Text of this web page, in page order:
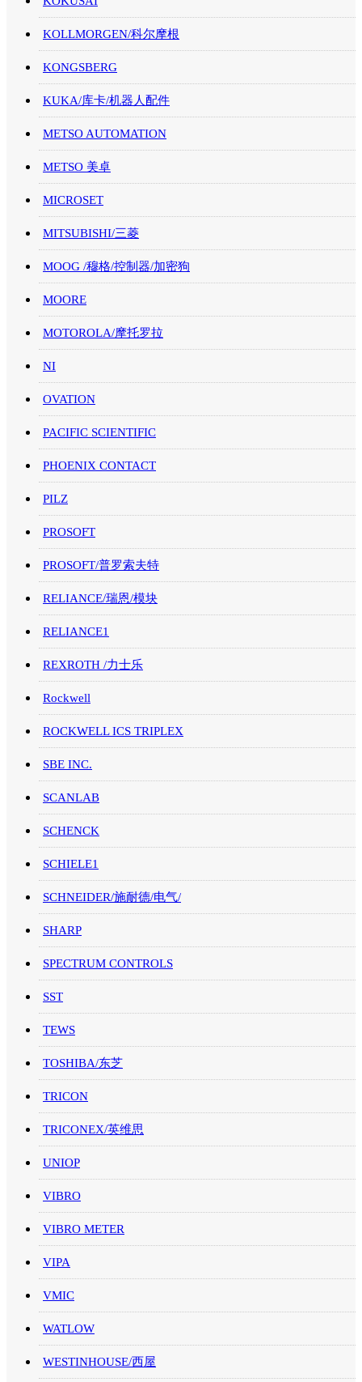
KOLLMORGEN/科尔摩根
KONGSBERG
KUKA/库卡/机器人配件
METSO AUTOMATION
METSO 美卓
MICROSET
MITSUBISHI/三菱
MOOG /穆格/控制器/加密狗
MOORE
MOTOROLA/摩托罗拉
NI
OVATION
PACIFIC SCIENTIFIC
PHOENIX CONTACT
PILZ
PROSOFT
PROSOFT/普罗索夫特
RELIANCE/瑞恩/模块
RELIANCE1
REXROTH /力士乐
Rockwell
ROCKWELL ICS TRIPLEX
SBE INC.
SCANLAB
SCHENCK
SCHIELE1
SCHNEIDER/施耐德/电气/
SHARP
SPECTRUM CONTROLS
SST
TEWS
TOSHIBA/东芝
TRICON
TRICONEX/英维思
UNIOP
VIBRO
VIBRO METER
VIPA
VMIC
WATLOW
WESTINHOUSE/西屋